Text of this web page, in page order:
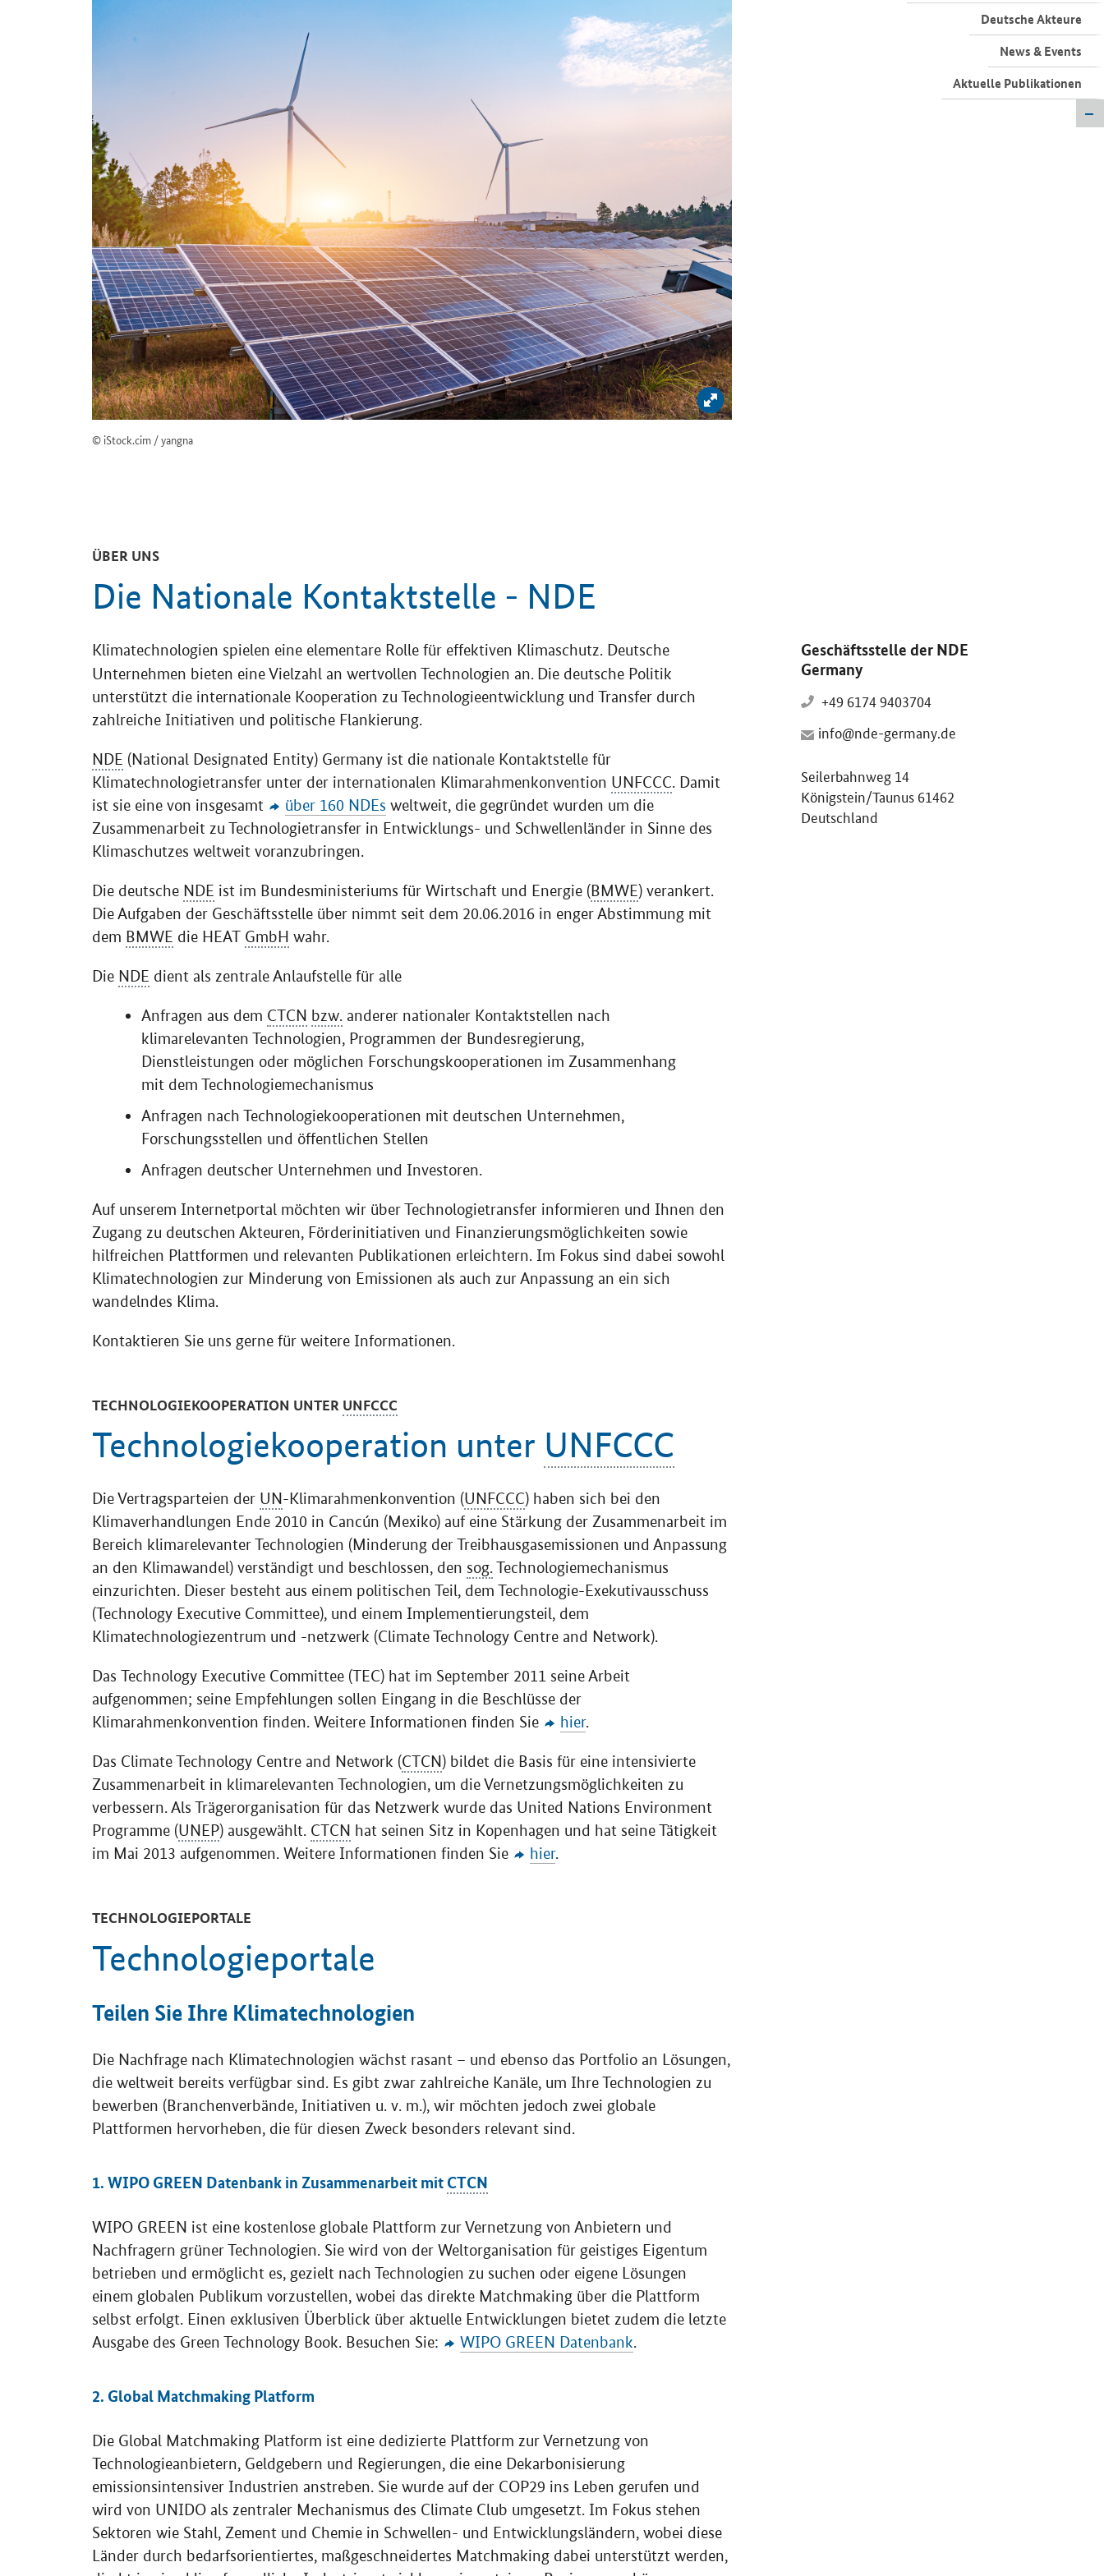
Deutsche Akteure
News & Events
Aktuelle Publikationen
Bild vergrößern: Solaranlagen und Windräder im Sonnenuntergang.
© iStock.cim / yangna
ÜBER UNS
Die Nationale Kontaktstelle - NDE
Klimatechnologien spielen eine elementare Rolle für effektiven Klimaschutz. Deutsche
Unternehmen bieten eine Vielzahl an wertvollen Technologien an. Die deutsche Politik
unterstützt die internationale Kooperation zu Technologieentwicklung und Transfer durch
zahlreiche Initiativen und politische Flankierung.
NDE (National Designated Entity) Germany ist die nationale Kontaktstelle für
Klimatechnologietransfer unter der internationalen Klimarahmenkonvention UNFCCC. Damit
ist sie eine von insgesamt
über 160 NDEs weltweit, die gegründet wurden um die
Zusammenarbeit zu Technologietransfer in Entwicklungs- und Schwellenländer in Sinne des
Klimaschutzes weltweit voranzubringen.
Die deutsche NDE ist im Bundesministeriums für Wirtschaft und Energie (BMWE) verankert.
Die Aufgaben der Geschäftsstelle über nimmt seit dem 20.06.2016 in enger Abstimmung mit
dem BMWE die HEAT GmbH wahr.
Die NDE dient als zentrale Anlaufstelle für alle
Anfragen aus dem CTCN bzw. anderer nationaler Kontaktstellen nach
klimarelevanten Technologien, Programmen der Bundesregierung,
Dienstleistungen oder möglichen Forschungskooperationen im Zusammenhang
mit dem Technologiemechanismus
Anfragen nach Technologiekooperationen mit deutschen Unternehmen,
Forschungsstellen und öffentlichen Stellen
Anfragen deutscher Unternehmen und Investoren.
Auf unserem Internetportal möchten wir über Technologietransfer informieren und Ihnen den
Zugang zu deutschen Akteuren, Förderinitiativen und Finanzierungsmöglichkeiten sowie
hilfreichen Plattformen und relevanten Publikationen erleichtern. Im Fokus sind dabei sowohl
Klimatechnologien zur Minderung von Emissionen als auch zur Anpassung an ein sich
wandelndes Klima.
Kontaktieren Sie uns gerne für weitere Informationen.
Geschäftsstelle der NDE
Germany
+49 6174 9403704
info@nde-germany.de
Seilerbahnweg 14
Königstein/Taunus 61462
Deutschland
TECHNOLOGIEKOOPERATION UNTER UNFCCC
Technologiekooperation unter UNFCCC
Die Vertragsparteien der UN-Klimarahmenkonvention (UNFCCC) haben sich bei den
Klimaverhandlungen Ende 2010 in Cancún (Mexiko) auf eine Stärkung der Zusammenarbeit im
Bereich klimarelevanter Technologien (Minderung der Treibhausgasemissionen und Anpassung
an den Klimawandel) verständigt und beschlossen, den sog.Technologiemechanismus
einzurichten. Dieser besteht aus einem politischen Teil, dem Technologie-Exekutivausschuss
(Technology Executive Committee), und einem Implementierungsteil, dem
Klimatechnologiezentrum und -netzwerk (Climate Technology Centre and Network).
Das Technology Executive Committee (TEC) hat im September 2011 seine Arbeit
aufgenommen; seine Empfehlungen sollen Eingang in die Beschlüsse der
Klimarahmenkonvention finden. Weitere Informationen finden Sie
hier.
Das Climate Technology Centre and Network (CTCN) bildet die Basis für eine intensivierte
Zusammenarbeit in klimarelevanten Technologien, um die Vernetzungsmöglichkeiten zu
verbessern. Als Trägerorganisation für das Netzwerk wurde das United Nations Environment
Programme (UNEP) ausgewählt. CTCN hat seinen Sitz in Kopenhagen und hat seine Tätigkeit
im Mai 2013 aufgenommen. Weitere Informationen finden Sie
hier.
TECHNOLOGIEPORTALE
Technologieportale
Teilen Sie Ihre Klimatechnologien
Die Nachfrage nach Klimatechnologien wächst rasant – und ebenso das Portfolio an Lösungen,
die weltweit bereits verfügbar sind. Es gibt zwar zahlreiche Kanäle, um Ihre Technologien zu
bewerben (Branchenverbände, Initiativen u. v. m.), wir möchten jedoch zwei globale
Plattformen hervorheben, die für diesen Zweck besonders relevant sind.
1. WIPO GREEN Datenbank in Zusammenarbeit mit CTCN
WIPO GREEN ist eine kostenlose globale Plattform zur Vernetzung von Anbietern und
Nachfragern grüner Technologien. Sie wird von der Weltorganisation für geistiges Eigentum
betrieben und ermöglicht es, gezielt nach Technologien zu suchen oder eigene Lösungen
einem globalen Publikum vorzustellen, wobei das direkte Matchmaking über die Plattform
selbst erfolgt. Einen exklusiven Überblick über aktuelle Entwicklungen bietet zudem die letzte
Ausgabe des Green Technology Book. Besuchen Sie: WIPO GREEN Datenbank.
2. Global Matchmaking Platform
Die Global Matchmaking Platform ist eine dedizierte Plattform zur Vernetzung von
Technologieanbietern, Geldgebern und Regierungen, die eine Dekarbonisierung
emissionsintensiver Industrien anstreben. Sie wurde auf der COP29 ins Leben gerufen und
wird von UNIDO als zentraler Mechanismus des Climate Club umgesetzt. Im Fokus stehen
Sektoren wie Stahl, Zement und Chemie in Schwellen- und Entwicklungsländern, wobei diese
Länder durch bedarfsorientiertes, maßgeschneidertes Matchmaking dabei unterstützt werden,